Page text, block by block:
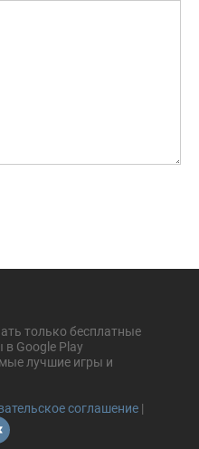
только бесплатные
Google Play
лучшие игры и
соглашение |